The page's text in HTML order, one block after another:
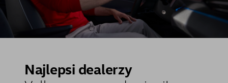
Dni Otwarte
Najlepsi dealerzy